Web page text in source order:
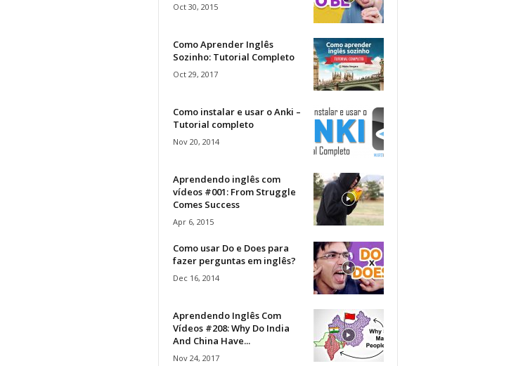
Oct 30, 2015
Como Aprender Inglês
Sozinho: Tutorial Completo
Oct 29, 2017
Como instalar e usar o Anki –
Tutorial completo
Nov 20, 2014
Aprendendo inglês com
vídeos #001: From Struggle
Comes Success
Apr 6, 2015
Como usar Do e Does para
fazer perguntas em inglês?
Dec 16, 2014
Aprendendo Inglês Com
Vídeos #208: Why Do India
And China Have...
Nov 24, 2017